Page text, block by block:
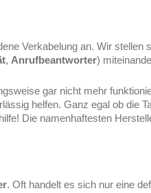
Verkabelung an. Wir stellen
, Anrufbeantworter)
gar nicht mehr
helfen. Ganz egal ob die
Die namenhaftesten
. Oft handelt es sich nur eine